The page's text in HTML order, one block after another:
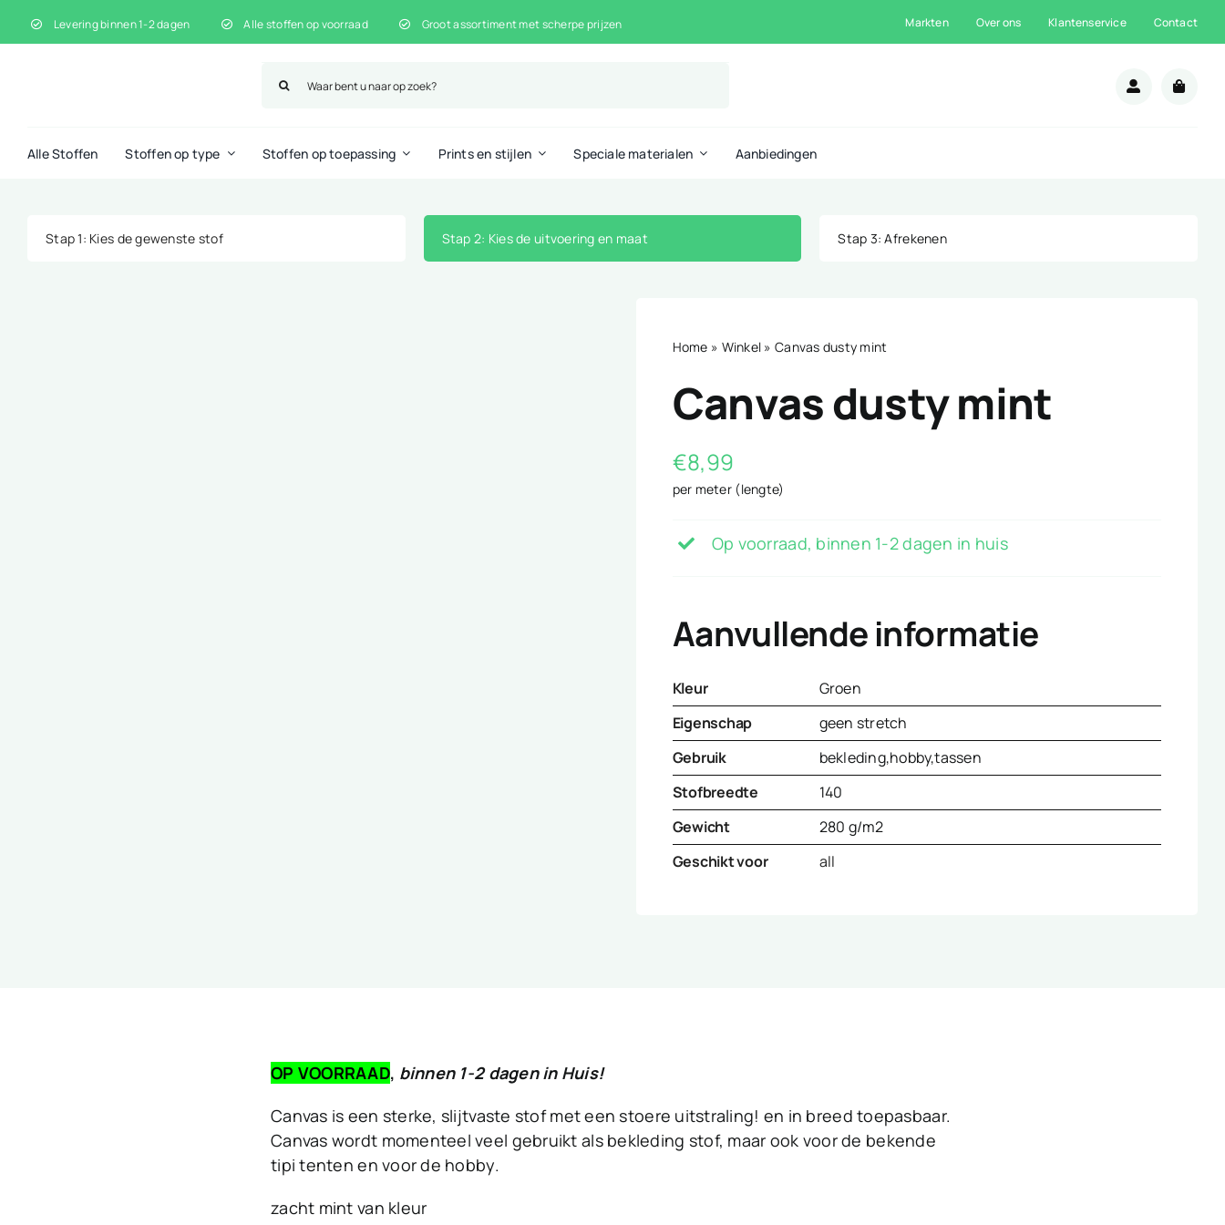
naar
Levering binnen 1-2 dagen Alle stoffen op voorraad Groot assortiment met scherpe prijzen Markten Over ons Klantenservice Contact
naar:
Alle Stoffen Stoffen op type Stoffen op toepassing Prints en stijlen Speciale materialen Aanbiedingen
Stap 1: Kies de gewenste stof Stap 2: Kies de uitvoering en maat Stap 3: Afrekenen
Home » Winkel » Canvas dusty mint
Canvas dusty mint
€8,99
per meter (lengte)
Op voorraad, binnen 1-2 dagen in huis
Aanvullende informatie
Kleur
Groen
Eigenschap
geen stretch
Gebruik
bekleding,hobby,tassen
Stofbreedte
140
Gewicht
280 g/m2
Geschikt voor
all
OP VOORRAAD, binnen 1-2 dagen in Huis!
Canvas is een sterke, slijtvaste stof met een stoere uitstraling! en in breed toepasbaar.
Canvas wordt momenteel veel gebruikt als bekleding stof, maar ook voor de bekende
tipi tenten en voor de hobby.
zacht mint van kleur